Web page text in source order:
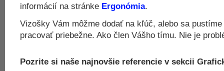
informácií na stránke Ergonómia.
Vizošky Vám môžme dodať na kľúč, alebo sa
pracovať priebežne. Ako člen Vášho tímu. Nie je
Pozrite si naše najnovšie referencie v sekcii